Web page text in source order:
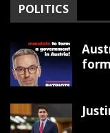
POLITICS